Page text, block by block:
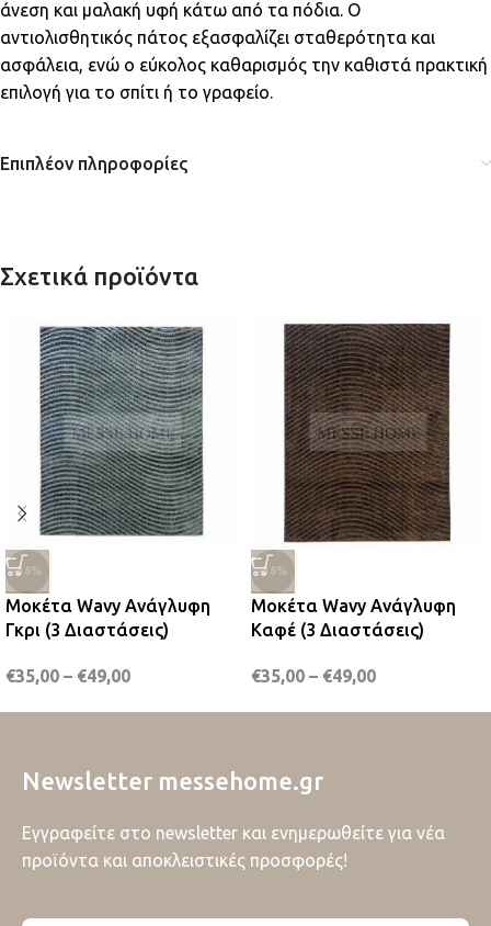
άνεση και μαλακή υφή κάτω από τα πόδια. Ο
αντιολισθητικός πάτος εξασφαλίζει σταθερότητα και
ασφάλεια, ενώ ο εύκολος καθαρισμός την καθιστά πρακτική
επιλογή για το σπίτι ή το γραφείο.
Επιπλέον πληροφορίες
Σχετικά προϊόντα
-36%
Μοκέτα Wavy Ανάγλυφη
Γκρι (3 Διαστάσεις)
€35,00 – €49,00
-36%
Μοκέτα Wavy Ανάγλυφη
Καφέ (3 Διαστάσεις)
€35,00 – €49,00
Newsletter messehome.gr
Εγγραφείτε στο newsletter και ενημερωθείτε για νέα
προϊόντα και αποκλειστικές προσφορές!